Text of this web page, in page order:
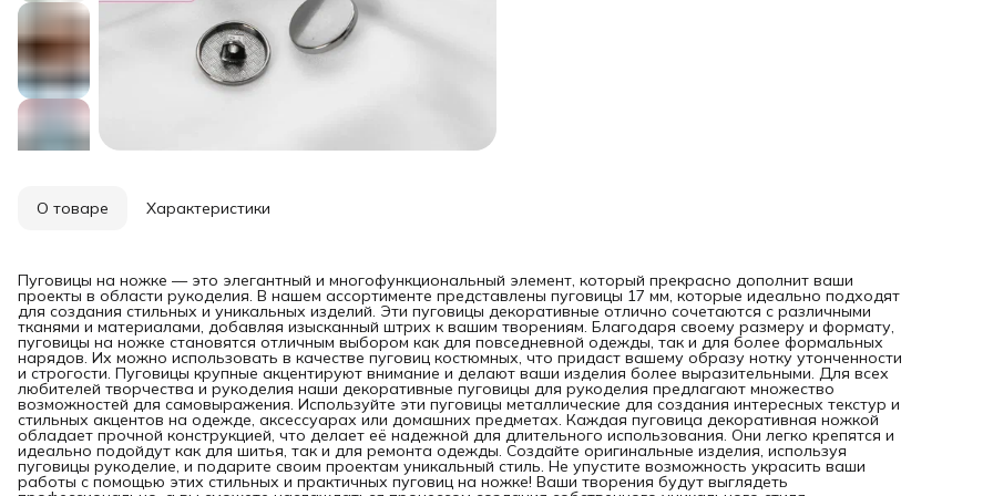
О товаре Характеристики
Пуговицы на ножке — это элегантный и многофункциональный элемент, который прекрасно дополнит ваши
проекты в области рукоделия. В нашем ассортименте представлены пуговицы 17 мм, которые идеально подходят
для создания стильных и уникальных изделий. Эти пуговицы декоративные отлично сочетаются с различными
тканями и материалами, добавляя изысканный штрих к вашим творениям. Благодаря своему размеру и формату,
пуговицы на ножке становятся отличным выбором как для повседневной одежды, так и для более формальных
нарядов. Их можно использовать в качестве пуговиц костюмных, что придаст вашему образу нотку утонченности
и строгости. Пуговицы крупные акцентируют внимание и делают ваши изделия более выразительными. Для всех
любителей творчества и рукоделия наши декоративные пуговицы для рукоделия предлагают множество
возможностей для самовыражения. Используйте эти пуговицы металлические для создания интересных текстур и
стильных акцентов на одежде, аксессуарах или домашних предметах. Каждая пуговица декоративная ножкой
обладает прочной конструкцией, что делает её надежной для длительного использования. Они легко крепятся и
идеально подойдут как для шитья, так и для ремонта одежды. Создайте оригинальные изделия, используя
пуговицы рукоделие, и подарите своим проектам уникальный стиль. Не упустите возможность украсить ваши
работы с помощью этих стильных и практичных пуговиц на ножке! Ваши творения будут выглядеть